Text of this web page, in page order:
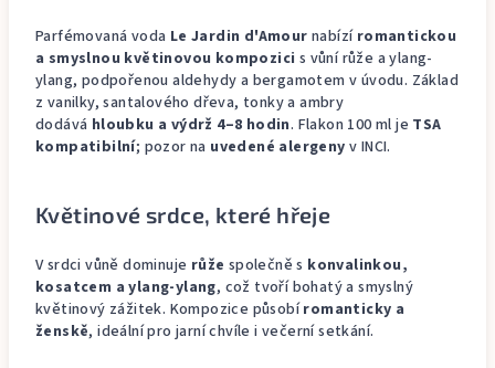
Parfémovaná voda Le Jardin d'Amour nabízí romantickou
a smyslnou květinovou kompozici s vůní růže a ylang-
ylang, podpořenou aldehydy a bergamotem v úvodu. Základ
z vanilky, santalového dřeva, tonky a ambry
dodává hloubku a výdrž 4–8 hodin. Flakon 100 ml je TSA
kompatibilní; pozor na uvedené alergeny v INCI.
Květinové srdce, které hřeje
V srdci vůně dominuje růže společně s konvalinkou,
kosatcem a ylang-ylang, což tvoří bohatý a smyslný
květinový zážitek. Kompozice působí romanticky a
ženskě, ideální pro jarní chvíle i večerní setkání.